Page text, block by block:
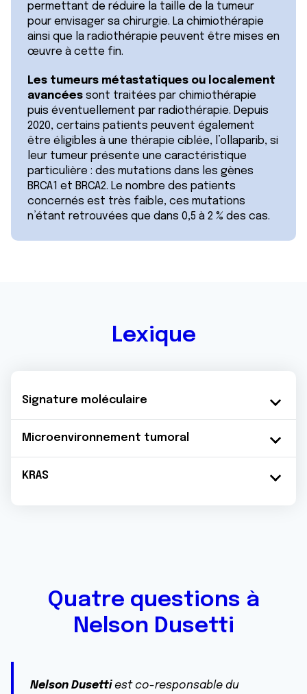
permettant de réduire la taille de la tumeur
pour envisager sa chirurgie. La chimiothérapie
ainsi que la radiothérapie peuvent être mises en
œuvre à cette fin.
Les tumeurs métastatiques ou localement
avancées sont traitées par chimiothérapie
puis éventuellement par radiothérapie. Depuis
2020, certains patients peuvent également
être éligibles à une thérapie ciblée, l’ollaparib, si
leur tumeur présente une caractéristique
particulière : des mutations dans les gènes
BRCA1 et BRCA2. Le nombre des patients
concernés est très faible, ces mutations
n’étant retrouvées que dans 0,5 à 2 % des cas.
Lexique
Signature moléculaire
Microenvironnement tumoral
KRAS
Quatre questions à
Nelson Dusetti
Nelson Dusettiest co-responsable du